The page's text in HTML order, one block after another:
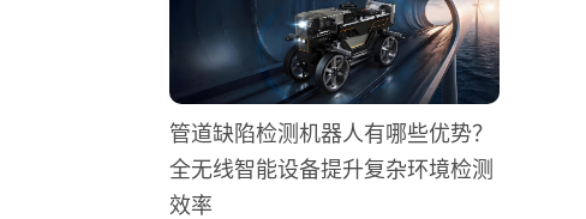
管道缺陷检测机器人有哪些优势？
全无线智能设备提升复杂环境检测
效率